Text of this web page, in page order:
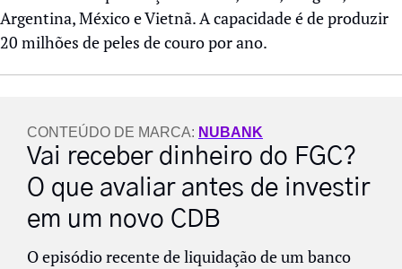
Argentina, México e Vietnã. A capacidade é de produzir
20 milhões de peles de couro por ano.
CONTEÚDO DE MARCA: NUBANK
Vai receber dinheiro do FGC?
O que avaliar antes de investir
em um novo CDB
O episódio recente de liquidação de um banco